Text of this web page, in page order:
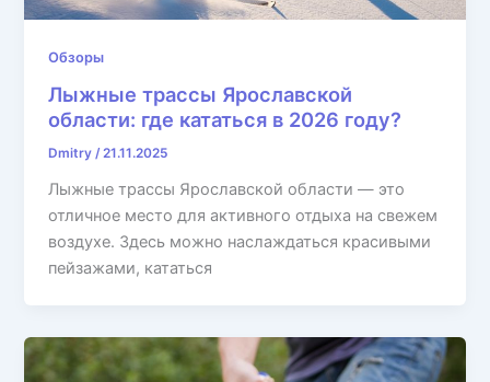
Обзоры
Лыжные трассы Ярославской
области: где кататься в 2026 году?
Dmitry/21.11.2025
Лыжные трассы Ярославской области — это
отличное место для активного отдыха на свежем
воздухе. Здесь можно наслаждаться красивыми
пейзажами, кататься